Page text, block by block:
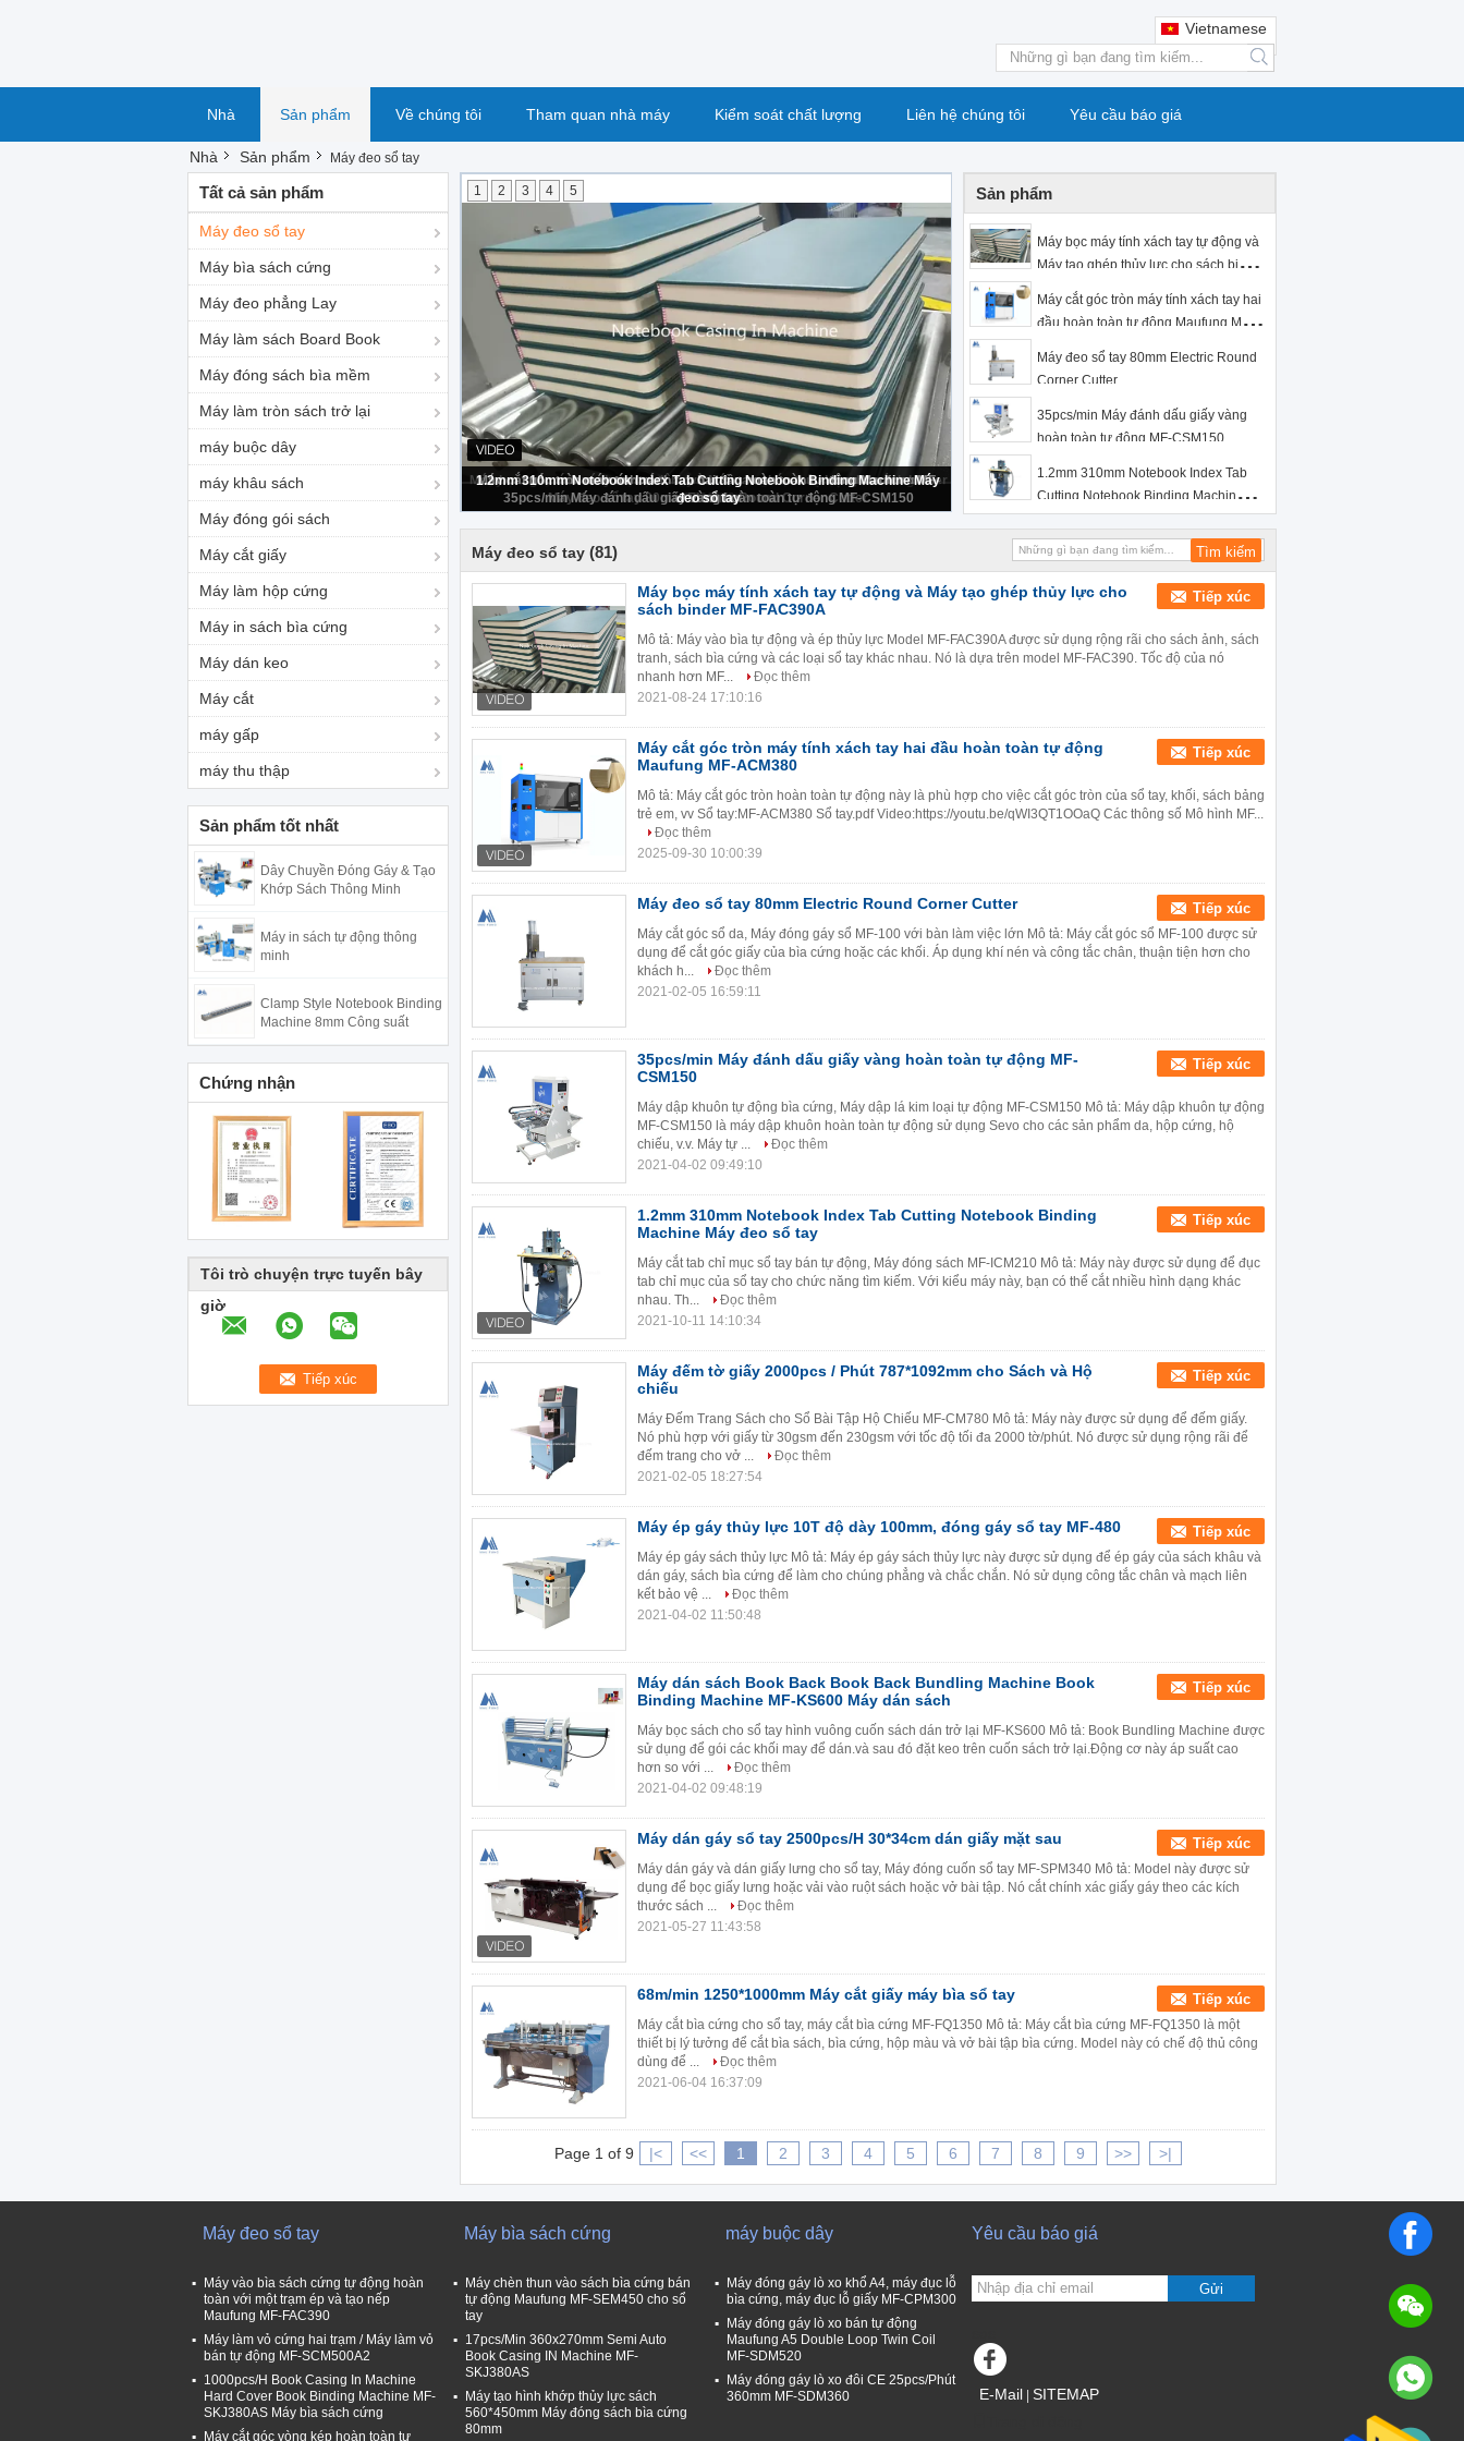
Vietnamese
search
Nhà Sản phẩm Về chúng tôi Tham quan nhà máy Kiểm soát chất lượng Liên hệ chúng tôi Yêu cầu báo giá
Nhà Sản phẩm Máy đeo sổ tay
Tất cả sản phẩm
Máy đeo sổ tay
Máy bìa sách cứng
Máy đeo phẳng Lay
Máy làm sách Board Book
Máy đóng sách bìa mềm
Máy làm tròn sách trở lại
máy buộc dây
máy khâu sách
Máy đóng gói sách
Máy cắt giấy
Máy làm hộp cứng
Máy in sách bìa cứng
Máy dán keo
Máy cắt
máy gấp
máy thu thập
Sản phẩm tốt nhất
Dây Chuyền Đóng Gáy & Tạo
Khớp Sách Thông Minh
Máy in sách tự động thông
minh
Clamp Style Notebook Binding
Machine 8mm Công suất
Chứng nhận
Tôi trò chuyện trực tuyến bây
giờ
Máy bọc máy tính xách tay tự động và Máy tạo ghép thủy lực cho sách binder
MF-FAC390A
1 2 3 4 5 Sản phẩm
Máy bọc máy tính xách tay tự động và
Máy tạo ghép thủy lực cho sách binder
MF-FAC390A
Máy cắt góc tròn máy tính xách tay hai
đầu hoàn toàn tự động Maufung MF-
Máy đeo sổ tay 80mm Electric Round
Corner Cutter
35pcs/min Máy đánh dấu giấy vàng
hoàn toàn tự động MF-CSM150
1.2mm 310mm Notebook Index Tab
Cutting Notebook Binding Machine
Máy đeo sổ tay
Máy đeo sổ tay (81)
Máy bọc máy tính xách tay tự động và Máy tạo ghép thủy lực cho
sách binder MF-FAC390A
Tiếp xúc
Mô tả: Máy vào bìa tự động và ép thủy lực Model MF-FAC390A được sử dụng rộng rãi cho sách ảnh, sách
tranh, sách bìa cứng và các loại sổ tay khác nhau. Nó là dựa trên model MF-FAC390. Tốc độ của nó
nhanh hơn MF...
Đọc thêm
2021-08-24 17:10:16
Máy cắt góc tròn máy tính xách tay hai đầu hoàn toàn tự động
Maufung MF-ACM380
Tiếp xúc
Mô tả: Máy cắt góc tròn hoàn toàn tự động này là phù hợp cho việc cắt góc tròn của sổ tay, khối, sách bảng
trẻ em, vv Sổ tay:MF-ACM380 Sổ tay.pdf Video:https://youtu.be/qWI3QT1OOaQ Các thông số Mô hình MF...
Đọc thêm
2025-09-30 10:00:39
Máy đeo sổ tay 80mm Electric Round Corner Cutter Tiếp xúc
Máy cắt góc sổ da, Máy đóng gáy sổ MF-100 với bàn làm việc lớn Mô tả: Máy cắt góc sổ MF-100 được sử
dụng để cắt góc giấy của bìa cứng hoặc các khối. Áp dụng khí nén và công tắc chân, thuận tiện hơn cho
khách h...
Đọc thêm
2021-02-05 16:59:11
35pcs/min Máy đánh dấu giấy vàng hoàn toàn tự động MF-
CSM150
Tiếp xúc
Máy dập khuôn tự động bìa cứng, Máy dập lá kim loại tự động MF-CSM150 Mô tả: Máy dập khuôn tự động
MF-CSM150 là máy dập khuôn hoàn toàn tự động sử dụng Sevo cho các sản phẩm da, hộp cứng, hộ
chiếu, v.v. Máy tự ...
Đọc thêm
2021-04-02 09:49:10
1.2mm 310mm Notebook Index Tab Cutting Notebook Binding
Machine Máy đeo sổ tay
Tiếp xúc
Máy cắt tab chỉ mục sổ tay bán tự động, Máy đóng sách MF-ICM210 Mô tả: Máy này được sử dụng để đục
tab chỉ mục của sổ tay cho chức năng tìm kiếm. Với kiểu máy này, bạn có thể cắt nhiều hình dạng khác
nhau. Th...
Đọc thêm
2021-10-11 14:10:34
Máy đếm tờ giấy 2000pcs / Phút 787*1092mm cho Sách và Hộ
chiếu
Tiếp xúc
Máy Đếm Trang Sách cho Sổ Bài Tập Hộ Chiếu MF-CM780 Mô tả: Máy này được sử dụng để đếm giấy.
Nó phù hợp với giấy từ 30gsm đến 230gsm với tốc độ tối đa 2000 tờ/phút. Nó được sử dụng rộng rãi để
đếm trang cho vở ...
Đọc thêm
2021-02-05 18:27:54
Máy ép gáy thủy lực 10T độ dày 100mm, đóng gáy sổ tay MF-480 Tiếp xúc
Máy ép gáy sách thủy lực Mô tả: Máy ép gáy sách thủy lực này được sử dụng để ép gáy của sách khâu và
dán gáy, sách bìa cứng để làm cho chúng phẳng và chắc chắn. Nó sử dụng công tắc chân và mạch liên
kết bảo vệ ...
Đọc thêm
2021-04-02 11:50:48
Máy dán sách Book Back Book Back Bundling Machine Book
Binding Machine MF-KS600 Máy dán sách
Tiếp xúc
Máy bọc sách cho sổ tay hình vuông cuốn sách dán trở lại MF-KS600 Mô tả: Book Bundling Machine được
sử dụng để gói các khối may để dán.và sau đó đặt keo trên cuốn sách trở lại.Động cơ này áp suất cao
hơn so với ...
Đọc thêm
2021-04-02 09:48:19
Máy dán gáy sổ tay 2500pcs/H 30*34cm dán giấy mặt sau Tiếp xúc
Máy dán gáy và dán giấy lưng cho sổ tay, Máy đóng cuốn sổ tay MF-SPM340 Mô tả: Model này được sử
dụng để bọc giấy lưng hoặc vải vào ruột sách hoặc vở bài tập. Nó cắt chính xác giấy gáy theo các kích
thước sách ...
Đọc thêm
2021-05-27 11:43:58
68m/min 1250*1000mm Máy cắt giấy máy bìa sổ tay Tiếp xúc
Máy cắt bìa cứng cho sổ tay, máy cắt bìa cứng MF-FQ1350 Mô tả: Máy cắt bìa cứng MF-FQ1350 là một
thiết bị lý tưởng để cắt bìa sách, bìa cứng, hộp màu và vở bài tập bìa cứng. Model này có chế độ thủ công
dùng để ...
Đọc thêm
2021-06-04 16:37:09
Page 1 of 9 |< << 1 2 3 4 5 6 7 8 9 >> >|
Máy đeo sổ tay
Máy vào bìa sách cứng tự động hoàn
toàn với một trạm ép và tạo nếp
Maufung MF-FAC390
Máy làm vỏ cứng hai trạm / Máy làm vỏ
bán tự động MF-SCM500A2
1000pcs/H Book Casing In Machine
Hard Cover Book Binding Machine MF-
SKJ380AS Máy bìa sách cứng
Máy cắt góc vòng kép hoàn toàn tự
Máy bìa sách cứng
Máy chèn thun vào sách bìa cứng bán
tự động Maufung MF-SEM450 cho sổ
tay
17pcs/Min 360x270mm Semi Auto
Book Casing IN Machine MF-
SKJ380AS
Máy tạo hình khớp thủy lực sách
560*450mm Máy đóng sách bìa cứng
80mm
máy buộc dây
Máy đóng gáy lò xo khổ A4, máy đục lỗ
bìa cứng, máy đục lỗ giấy MF-CPM300
Máy đóng gáy lò xo bán tự động
Maufung A5 Double Loop Twin Coil
MF-SDM520
Máy đóng gáy lò xo đôi CE 25pcs/Phút
360mm MF-SDM360
Yêu cầu báo giá
Gửi
E-Mail SITEMAP